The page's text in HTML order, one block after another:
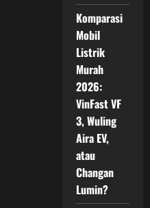
Komparasi
Mobil
Listrik
Murah
2026:
VinFast VF
3, Wuling
Aira EV,
atau
Changan
Lumin?